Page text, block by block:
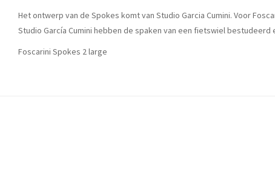
Het ontwerp van de Spokes komt van Studio Garcia Cumini. Voor
Studio García Cumini hebben de spaken van een fietswiel bestudeerd
Foscarini Spokes 2 large